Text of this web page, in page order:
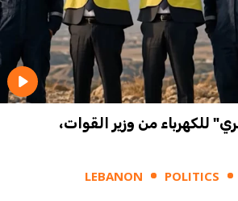
للكهرباء من وزير القوات،
LEBANON POLITICS